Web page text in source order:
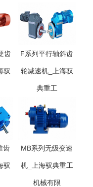
齿
驭
F系列平行轴斜齿
轮减速机_上海驭
典重工
齿
驭
MB系列无级变速
机_上海驭典重工
机械有限